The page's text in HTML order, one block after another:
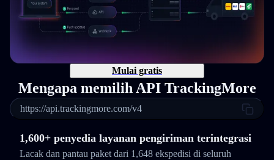
Mulai gratis
Mengapa memilih API TrackingMore
https://api.trackingmore.com/v4
1,600+ penyedia layanan pengiriman terintegrasi
Lacak dan pantau paket dari 1,648 ekspedisi di seluruh